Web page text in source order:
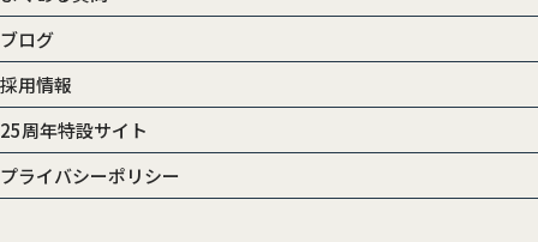
ブログ
採用情報
25周年特設サイト
プライバシーポリシー